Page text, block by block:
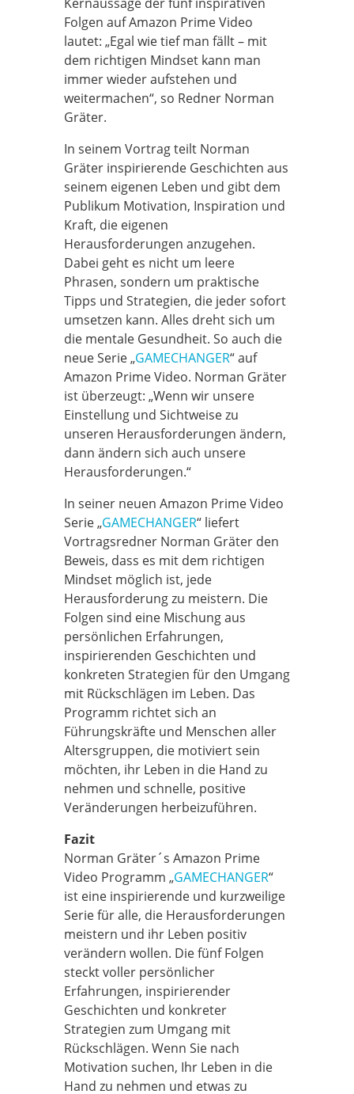
Folgen auf Amazon Prime Video
lautet: „Egal wie tief man fällt – mit
dem richtigen Mindset kann man
immer wieder aufstehen und
weitermachen“, so Redner Norman
Gräter.
In seinem Vortrag teilt Norman
Gräter inspirierende Geschichten aus
seinem eigenen Leben und gibt dem
Publikum Motivation, Inspiration und
Kraft, die eigenen
Herausforderungen anzugehen.
Dabei geht es nicht um leere
Phrasen, sondern um praktische
Tipps und Strategien, die jeder sofort
umsetzen kann. Alles dreht sich um
die mentale Gesundheit. So auch die
neue Serie „GAMECHANGER“ auf
Amazon Prime Video. Norman Gräter
ist überzeugt: „Wenn wir unsere
Einstellung und Sichtweise zu
unseren Herausforderungen ändern,
dann ändern sich auch unsere
Herausforderungen.“
In seiner neuen Amazon Prime Video
Serie „GAMECHANGER“ liefert
Vortragsredner Norman Gräter den
Beweis, dass es mit dem richtigen
Mindset möglich ist, jede
Herausforderung zu meistern. Die
Folgen sind eine Mischung aus
persönlichen Erfahrungen,
inspirierenden Geschichten und
konkreten Strategien für den Umgang
mit Rückschlägen im Leben. Das
Programm richtet sich an
Führungskräfte und Menschen aller
Altersgruppen, die motiviert sein
möchten, ihr Leben in die Hand zu
nehmen und schnelle, positive
Veränderungen herbeizuführen.
Fazit
Norman Gräter´s Amazon Prime
Video Programm „GAMECHANGER“
ist eine inspirierende und kurzweilige
Serie für alle, die Herausforderungen
meistern und ihr Leben positiv
verändern wollen. Die fünf Folgen
steckt voller persönlicher
Erfahrungen, inspirierender
Geschichten und konkreter
Strategien zum Umgang mit
Rückschlägen. Wenn Sie nach
Motivation suchen, Ihr Leben in die
Hand zu nehmen und etwas zu